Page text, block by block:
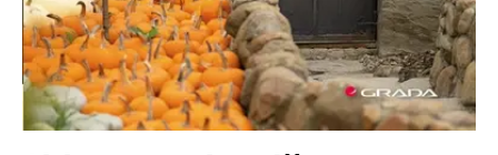
souhlasu se
soubory
cookie
návštěvníků.
Je nutné, aby
banner
cookie
Cookie-
Script.com